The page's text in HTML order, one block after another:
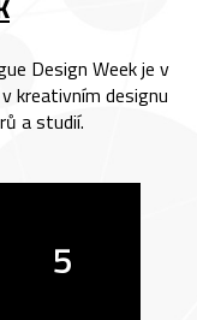
Design Week je v
kreativním designu
a studií.
5